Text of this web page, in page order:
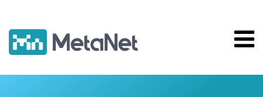
conteúdo
principal